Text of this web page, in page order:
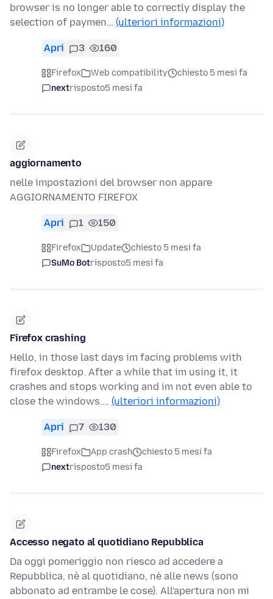
browser is no longer able to correctly display the
selection of paymen… (ulteriori informazioni)
Apri 3 160
Firefox Web compatibility
chiesto 5 mesi fa
nextrisposto5 mesi fa
aggiornamento
nelle impostazioni del browser non appare
AGGIORNAMENTO FIREFOX
Apri 1 150
Firefox Update
chiesto 5 mesi fa
SuMo Botrisposto5 mesi fa
Firefox crashing
Hello, in those last days im facing problems with
firefox desktop. After a while that im using it, it
crashes and stops working and im not even able to
close the windows.… (ulteriori informazioni)
Apri 7 130
Firefox App crash
chiesto 5 mesi fa
nextrisposto5 mesi fa
Accesso negato al quotidiano Repubblica
Da oggi pomeriggio non riesco ad accedere a
Repubblica, nè al quotidiano, nè alle news (sono
abbonato ad entrambe le cose). All'apertura non mi